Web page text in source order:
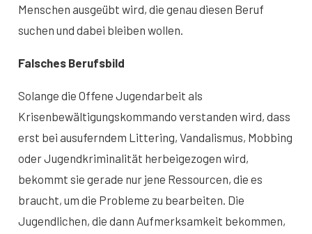
Menschen ausgeübt wird, die genau diesen Beruf
suchen und dabei bleiben wollen.
Falsches Berufsbild
Solange die Offene Jugendarbeit als
Krisenbewältigungskommando verstanden wird, dass
erst bei ausuferndem Littering, Vandalismus, Mobbing
oder Jugendkriminalität herbeigezogen wird,
bekommt sie gerade nur jene Ressourcen, die es
braucht, um die Probleme zu bearbeiten. Die
Jugendlichen, die dann Aufmerksamkeit bekommen,